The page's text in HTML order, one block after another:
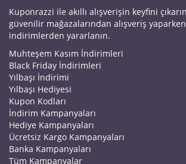
Kuponrazzi ile akıllı alışverişin keyfini
güvenilir mağazalarından alışveriş
indirimlerden yararlanın.
Muhteşem Kasım İndirimleri
Black Friday İndirimleri
Yılbaşı İndirimi
Yılbaşı Hediyesi
Kupon Kodları
İndirim Kampanyaları
Hediye Kampanyaları
Ücretsiz Kargo Kampanyaları
Banka Kampanyaları
Tüm Kampanyalar